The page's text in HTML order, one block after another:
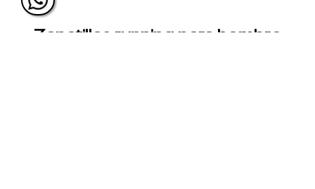
Zapatillas running para hombre